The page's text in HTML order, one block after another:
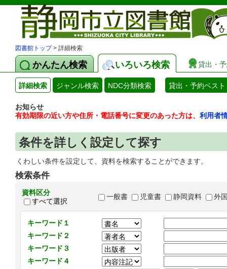
図書館トップ> 詳細検索
かんたん検索 いろいろ検索 貸出・
詳細検索 ジャンル検索 NDC分類検索 貸出・予約ベスト
お知らせ
有効期限の近い方や住所・電話番号に変更のあった方は、 利用者
条件を詳しく設定して探す
くわしい条件を設定して、資料を検索することができます。
検索条件
資料区分
すべて選択
一般書 児童書 静岡資料 外
キーワード１
キーワード２
キーワード３
キーワード４